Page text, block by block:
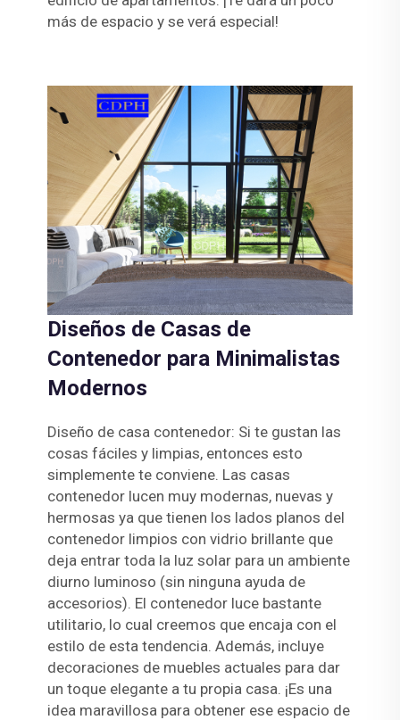
más de espacio y se verá especial!
Diseños de Casas de
Contenedor para Minimalistas
Modernos
Diseño de casa contenedor: Si te gustan las
cosas fáciles y limpias, entonces esto
simplemente te conviene. Las casas
contenedor lucen muy modernas, nuevas y
hermosas ya que tienen los lados planos del
contenedor limpios con vidrio brillante que
deja entrar toda la luz solar para un ambiente
diurno luminoso (sin ninguna ayuda de
accesorios). El contenedor luce bastante
utilitario, lo cual creemos que encaja con el
estilo de esta tendencia. Además, incluye
decoraciones de muebles actuales para dar
un toque elegante a tu propia casa. ¡Es una
idea maravillosa para obtener ese espacio de